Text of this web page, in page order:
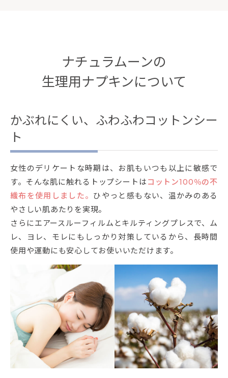
ナチュラムーンの
生理用ナプキンについて
かぶれにくい、ふわふわコットンシー
ト
女性のデリケートな時期は、お肌もいつも以上に敏感で
す。そんな肌に触れるトップシートは コットン100％の不
織布を使用しました。 ひやっと感もない、温かみのある
やさしい肌あたりを実現。
さらにエアースルーフィルムとキルティングプレスで、ム
レ、ヨレ、モレにもしっかり対策しているから、長時間
使用や運動にも安心してお使いいただけます。